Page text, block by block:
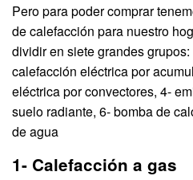
Pero para poder comprar
de calefacción para nuestro
dividir en siete grandes
calefacción eléctrica por
eléctrica por convectores, 4-
suelo radiante, 6- bomba de
de agua
1- Calefacción a gas